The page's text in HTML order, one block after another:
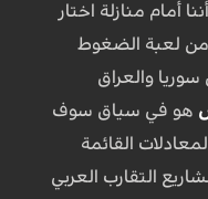
أمام منازلة اختار
من لعبة الضغوط
والعراق
هو في سياق سوف
القائمة
التقارب العربي